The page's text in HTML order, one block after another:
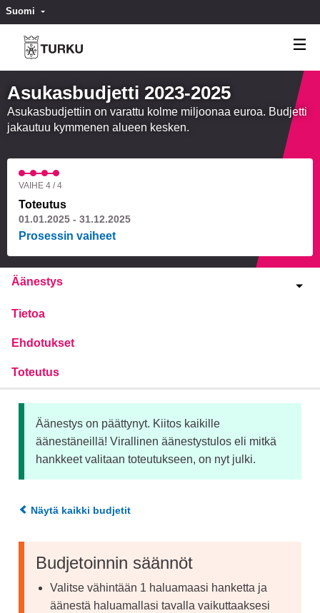
Suomi Valitse kieli
Asukasbudjetti 2023-2025
Asukasbudjettiin on varattu kolme miljoonaa euroa. Budjetti
jakautuu kymmenen alueen kesken.
VAIHE 4 / 4
Toteutus
01.01.2025 - 31.12.2025
Prosessin vaiheet
Äänestys
Tietoa
Ehdotukset
Toteutus
Äänestys on päättynyt. Kiitos kaikille
äänestäneillä! Virallinen äänestystulos eli mitkä
hankkeet valitaan toteutukseen, on nyt julki.
Näytä kaikki budjetit
Budjetoinnin säännöt
Valitse vähintään 1 haluamaasi hanketta ja
äänestä haluamallasi tavalla vaikuttaaksesi